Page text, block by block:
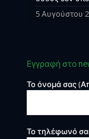
5 Αυγούστου
Εγγραφή στο
Το όνομά σας
Το τηλέφωνό